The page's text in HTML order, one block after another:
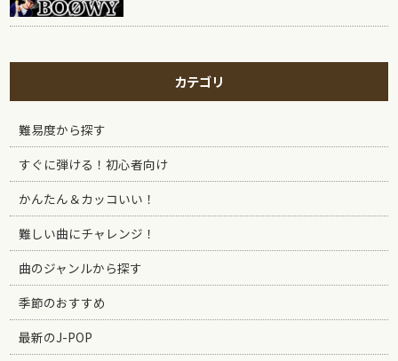
カテゴリ
難易度から探す
すぐに弾ける！初心者向け
かんたん＆カッコいい！
難しい曲にチャレンジ！
曲のジャンルから探す
季節のおすすめ
最新のJ-POP